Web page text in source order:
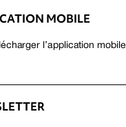
MOBILE
l’application mobile